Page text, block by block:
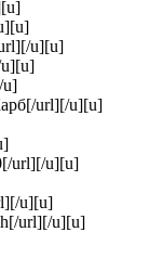
u][u]
url][/u][u]
url][/u][u]
u][u]
url][/u][u]